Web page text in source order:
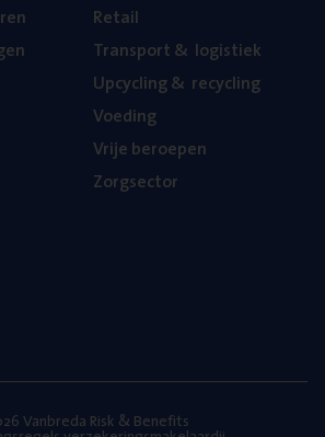
Retail
Trans­port& logistiek
Upcy­cling& recycling
Voe­ding
Vrije beroe­pen
Zorg­sec­tor
Vanbreda Risk & Benefits